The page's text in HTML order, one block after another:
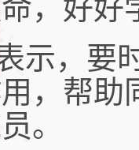
，好
示，要
，帮
。